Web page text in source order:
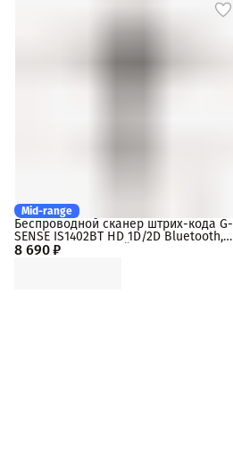
Mid-range
8 690 ₽
Беспроводной сканер штрих-кода G-
SENSE IS1402BT HD 1D/2D Bluetooth,
2.4Ghz, USB, черный, dongle